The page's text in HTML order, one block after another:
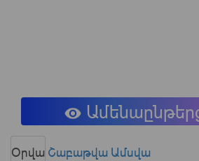
Օրվա Շաբաթվա Ամսվա